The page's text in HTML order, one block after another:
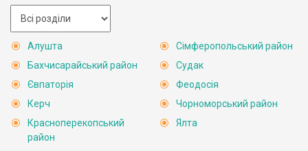
Алушта
Бахчисарайський район
Євпаторія
Керч
Красноперекопський
район
Сімферопольський район
Судак
Феодосія
Чорноморський район
Ялта